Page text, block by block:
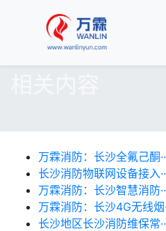
万霖消防：长沙全氟己酮
长沙消防物联网设备接入
万霖消防：长沙智慧消防
万霖消防：长沙4G无线烟
长沙地区长沙消防维保常